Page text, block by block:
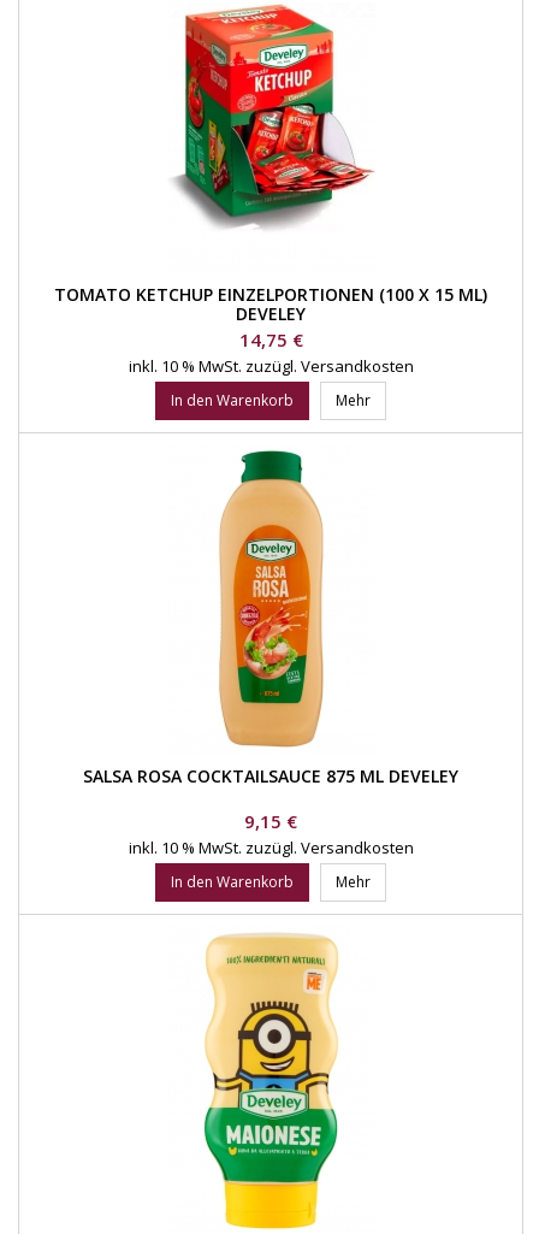
TOMATO KETCHUP EINZELPORTIONEN (100 X 15 ML)
DEVELEY
Preis
14,75 €
inkl. 10 % MwSt. zuzügl. Versandkosten
In den Warenkorb Mehr
SALSA ROSA COCKTAILSAUCE 875 ML DEVELEY
Preis
9,15 €
inkl. 10 % MwSt. zuzügl. Versandkosten
In den Warenkorb Mehr